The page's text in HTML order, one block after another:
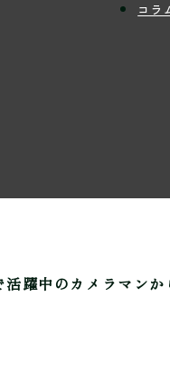
コラ
躍中のカメラマンか